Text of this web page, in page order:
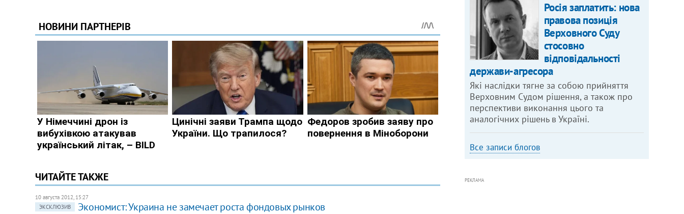
ЧИТАЙТЕ ТАКЖЕ
10 августа 2012, 15:27
ЭКСКЛЮЗИВ
Экономист: Украина не замечает роста фондовых рынков
Росія заплатить: нова
правова позиція
Верховного Суду
стосовно
відповідальності
держави-агресора
Які наслідки тягне за собою прийняття
Верховним Судом рішення, а також про
перспективи виконання цього та
аналогічних рішень в Україні.
Все записи блогов
РЕКЛАМА